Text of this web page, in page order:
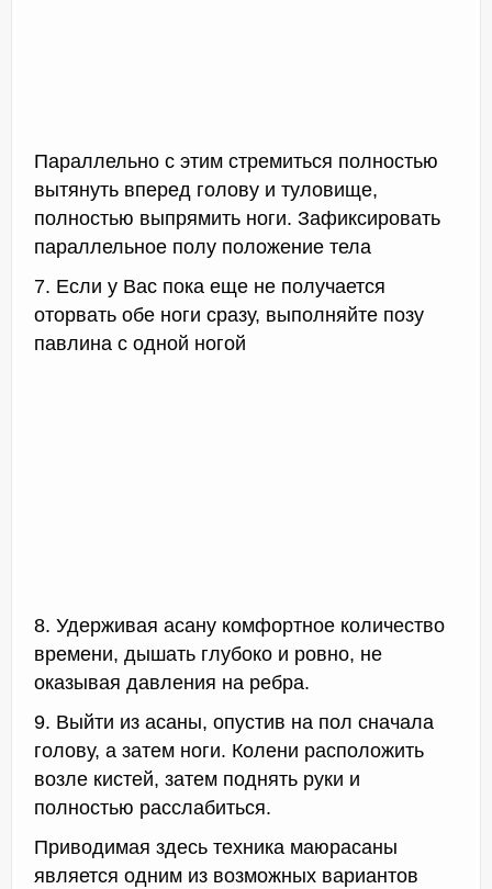
Параллельно с этим стремиться полностью
вытянуть вперед голову и туловище,
полностью выпрямить ноги. Зафиксировать
параллельное полу положение тела
7. Если у Вас пока еще не получается
оторвать обе ноги сразу, выполняйте позу
павлина с одной ногой
8. Удерживая асану комфортное количество
времени, дышать глубоко и ровно, не
оказывая давления на ребра.
9. Выйти из асаны, опустив на пол сначала
голову, а затем ноги. Колени расположить
возле кистей, затем поднять руки и
полностью расслабиться.
Приводимая здесь техника маюрасаны
является одним из возможных вариантов